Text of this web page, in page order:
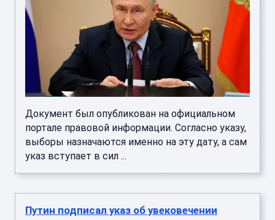
Документ был опубликован на официальном
портале правовой информации. Согласно указу,
выборы назначаются именно на эту дату, а сам
указ вступает в сил ...
Путин подписал указ об увековечении